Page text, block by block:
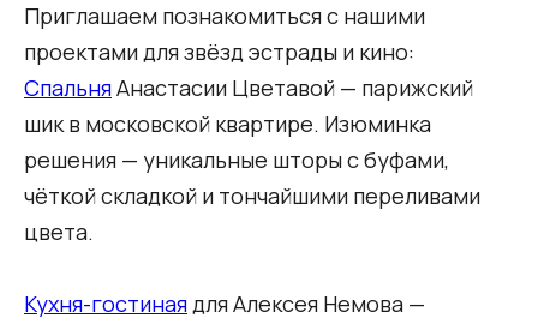
Приглашаем познакомиться с нашими
проектами для звёзд эстрады и кино:
СпальняАнастасии Цветавой — парижский
шик в московской квартире. Изюминка
решения — уникальные шторы с буфами,
чёткой складкой и тончайшими переливами
цвета.
Кухня-гостинаядля Алексея Немова —